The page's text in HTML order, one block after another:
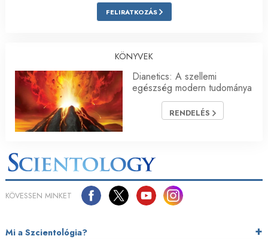
FELIRATKOZÁS
KÖNYVEK
Dianetics: A szellemi
egészség modern tudománya
RENDELÉS
KÖVESSEN MINKET
Mi a Szcientológia?